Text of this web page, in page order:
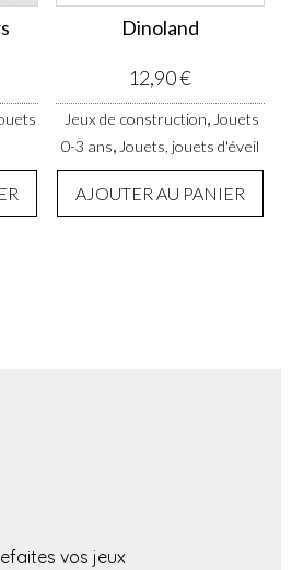
Dinoland
12,90€
Jeux de construction,Jouets
0-3 ans,Jouets, jouets d'éveil
AJOUTER AU PANIER
vos jeux